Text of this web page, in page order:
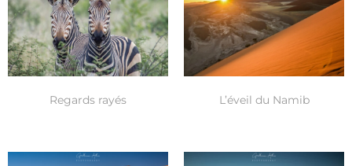
Regards rayés L’éveil du Namib